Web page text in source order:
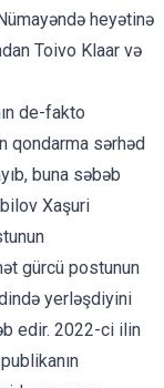
heyətinə
Toivo Klaar və
de-fakto
qondarma sərhəd
buna səbəb
Xaşuri
gürcü postunun
yerləşdiyini
edir. 2022-ci ilin